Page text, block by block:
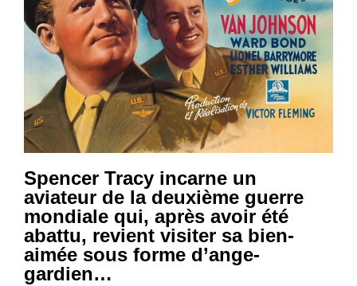
Spencer Tracy incarne un
aviateur de la deuxième guerre
mondiale qui, après avoir été
abattu, revient visiter sa bien-
aimée sous forme d’ange-
gardien…